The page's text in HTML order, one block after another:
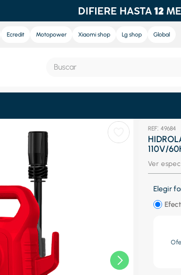
Ecredit Motopower Xiaomi shop Lg shop Global
: 49684
110V/
Ver
Elegir